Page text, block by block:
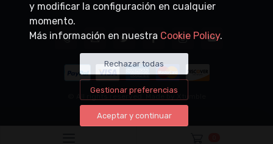
© All rights reserved. Made by
y modificar la configuración en cualquier
momento.
Más información en nuestra Cookie Policy.
Rechazar todas
Gestionar preferencias
Aceptar y continuar